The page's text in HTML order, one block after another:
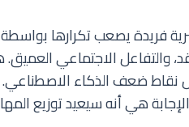
فريدة يصعب تكرارها بواسطة
والتفاعل الاجتماعي
نقاط ضعف الذكاء الاصطناعي.
هي أنه سيعيد توزيع